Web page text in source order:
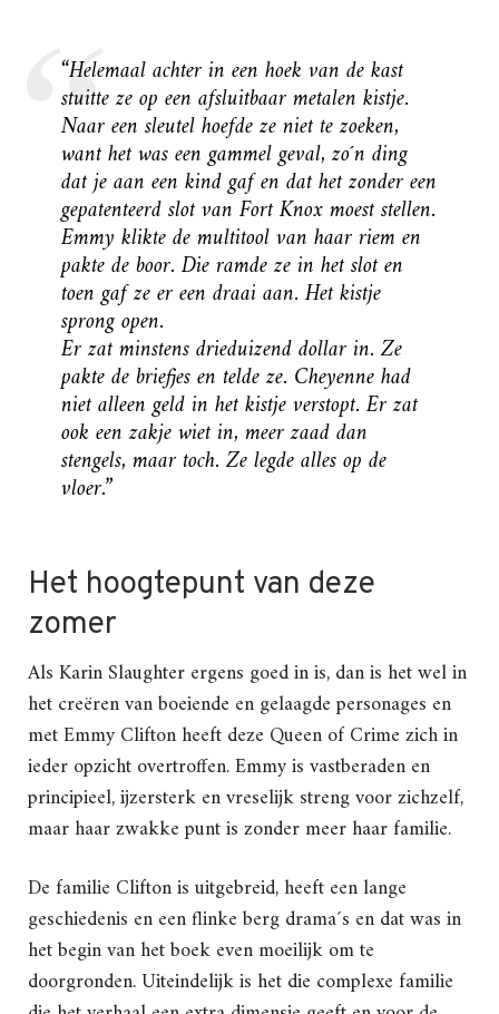
“Helemaal achter in een hoek van de kast
stuitte ze op een afsluitbaar metalen kistje.
Naar een sleutel hoefde ze niet te zoeken,
want het was een gammel geval, zo´n ding
dat je aan een kind gaf en dat het zonder een
gepatenteerd slot van Fort Knox moest stellen.
Emmy klikte de multitool van haar riem en
pakte de boor. Die ramde ze in het slot en
toen gaf ze er een draai aan. Het kistje
sprong open.
Er zat minstens drieduizend dollar in. Ze
pakte de briefjes en telde ze. Cheyenne had
niet alleen geld in het kistje verstopt. Er zat
ook een zakje wiet in, meer zaad dan
stengels, maar toch. Ze legde alles op de
vloer.”
Het hoogtepunt van deze
zomer
Als Karin Slaughter ergens goed in is, dan is het wel in
het creëren van boeiende en gelaagde personages en
met Emmy Clifton heeft deze Queen of Crime zich in
ieder opzicht overtroffen. Emmy is vastberaden en
principieel, ijzersterk en vreselijk streng voor zichzelf,
maar haar zwakke punt is zonder meer haar familie.
De familie Clifton is uitgebreid, heeft een lange
geschiedenis en een flinke berg drama´s en dat was in
het begin van het boek even moeilijk om te
doorgronden. Uiteindelijk is het die complexe familie